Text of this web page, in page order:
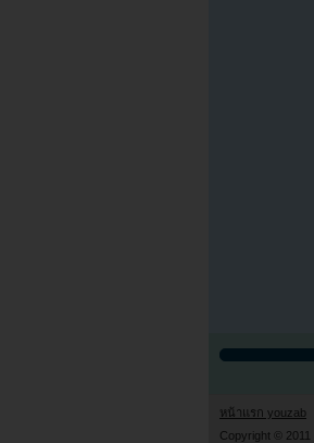
หน้าแรก youzab
Copyright © 2011